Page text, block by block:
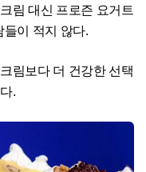
림 대신 프로즌 요거트
이 적지 않다.
림보다 더 건강한 선택
.